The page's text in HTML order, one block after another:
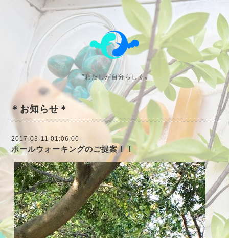
〝わたしが自分らしく〟
＊お知らせ＊
2017-03-11 01:06:00
ポールウォーキングのご提案！！